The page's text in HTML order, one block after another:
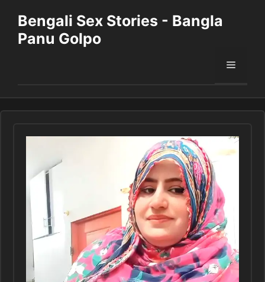
content
Bengali Sex Stories - Bangla
Panu Golpo
Menu